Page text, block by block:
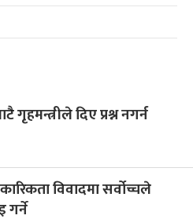
गृहमन्त्रीले दिए प्रश्न नगर्न
विवादमा सर्वोच्चले